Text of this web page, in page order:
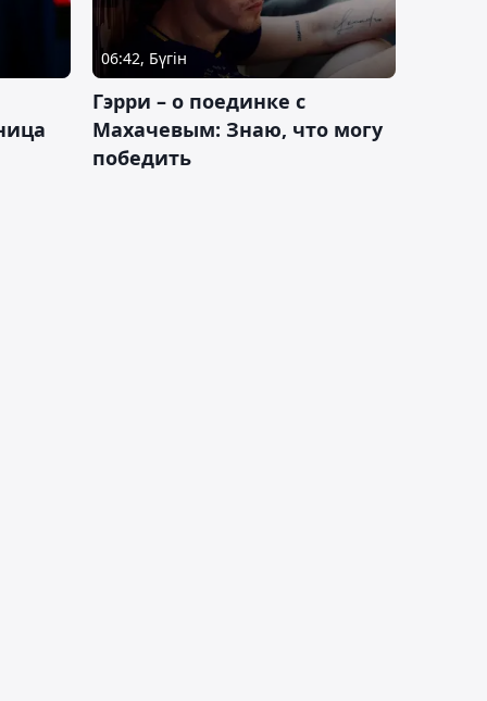
06:42, Бүгін
Гэрри – о поединке с
Махачевым: Знаю, что могу
победить